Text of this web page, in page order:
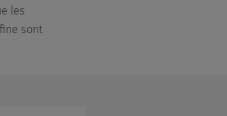
les
sont